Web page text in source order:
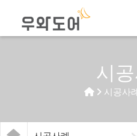
시공
시공사